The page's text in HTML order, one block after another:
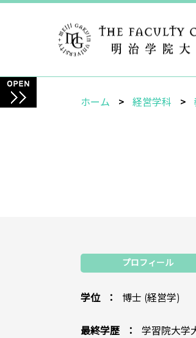
ホーム 経営学科
プロフィール
学位 博士 (経営学)
最終学歴 学習院大学